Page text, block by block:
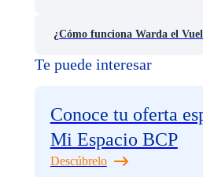
¿Cómo funciona Warda el
Te puede interesar
Conoce tu oferta
Mi Espacio BCP
Descúbrelo